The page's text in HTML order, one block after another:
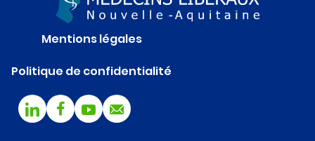
Mentions légales
Politique de confidentialité